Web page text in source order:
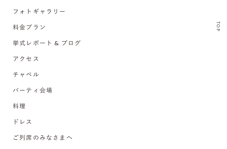
TOP
フォトギャラリー
料金プラン
挙式レポート & ブログ
アクセス
チャペル
パーティ会場
料理
ドレス
ご列席のみなさまへ